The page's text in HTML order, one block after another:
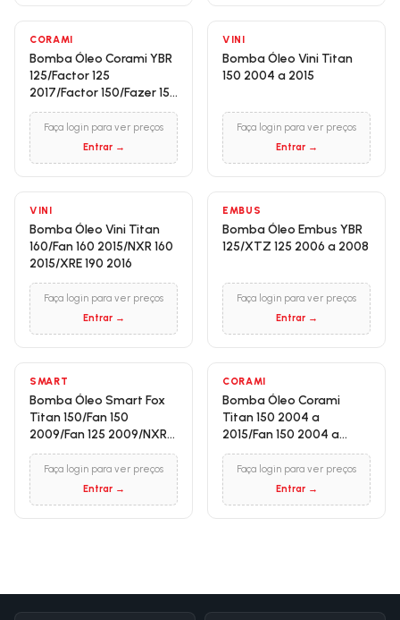
CORAMI
Bomba Óleo Corami YBR
125/Factor 125
2017/Factor 150/Fazer 150
2014 a 2015/XTZ 125
Faça login para ver preços
Entrar →
VINI
Bomba Óleo Vini Titan
150 2004 a 2015
Faça login para ver preços
Entrar →
VINI
Bomba Óleo Vini Titan
160/Fan 160 2015/NXR 160
2015/XRE 190 2016
Faça login para ver preços
Entrar →
EMBUS
Bomba Óleo Embus YBR
125/XTZ 125 2006 a 2008
Faça login para ver preços
Entrar →
SMART
Bomba Óleo Smart Fox
Titan 150/Fan 150
2009/Fan 125 2009/NXR
150 2006 a 2008
Faça login para ver preços
Entrar →
CORAMI
Bomba Óleo Corami
Titan 150 2004 a
2015/Fan 150 2004 a
2015/NXR 150 2006 a
2014Faça login para ver preços
Entrar →